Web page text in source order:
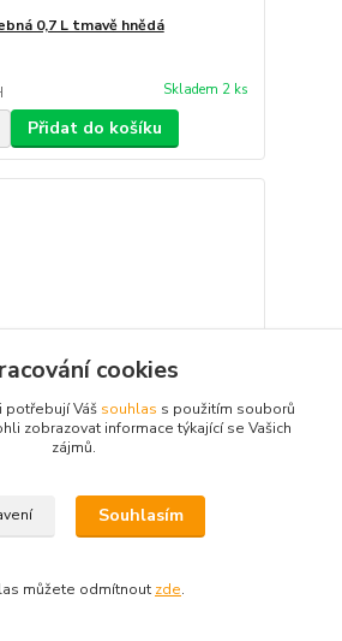
0,7 L tmavě hnědá
Skladem 2 ks
Přidat do košíku
cookies
potřebují Váš souhlas s použitím souborů
zobrazovat informace týkající se Vašich
zájmů.
Souhlasím
můžete odmítnout zde.